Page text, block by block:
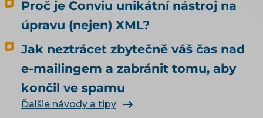
mě agent nakoupit už dnes, i když jsem to
nikde nepovolil? Co bych musel udělat, aby u
mě mohl nakupovat oficiálně, a vyplatí se to?
Kdo zaplatí škodu, když agent koupí něco
jiného, než měl? Jak vás má umělá inteligence
vůbec najít a doporučit, řeší téma SEO a UX pro
e-shop. Čím konkrétně naplnit produktová
Proč je Conviu unikátní nástroj na
úpravu (nejen) XML?
Jak neztrácet zbytečně váš čas nad
e-mailingem a zabránit tomu, aby
končil ve spamu
Ďalšie návody a tipy